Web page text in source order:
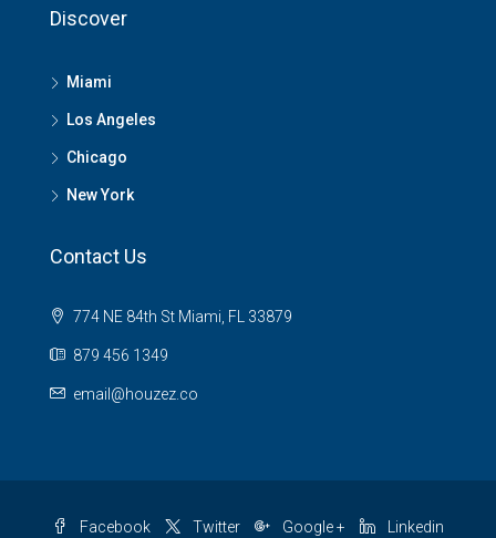
Discover
Miami
Los Angeles
Chicago
New York
Contact Us
774 NE 84th St Miami, FL 33879
879 456 1349
email@houzez.co
Facebook Twitter Google + Linkedin